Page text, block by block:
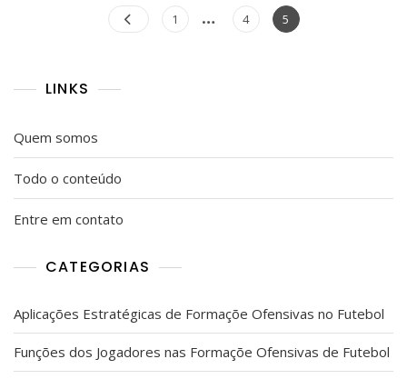
Largura,
Lançamentos
Posts
pagination
Page
1 … Page
4 Page
5
LINKS
Quem somos
Todo o conteúdo
Entre em contato
CATEGORIAS
Aplicações Estratégicas de Formaçõe Ofensivas no Futebol
Funções dos Jogadores nas Formaçõe Ofensivas de Futebol